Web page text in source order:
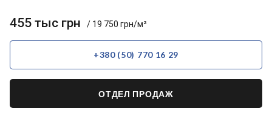
455 тыс грн / 19 750 грн/м²
+380 (50) 770 16 29
ОТДЕЛ ПРОДАЖ